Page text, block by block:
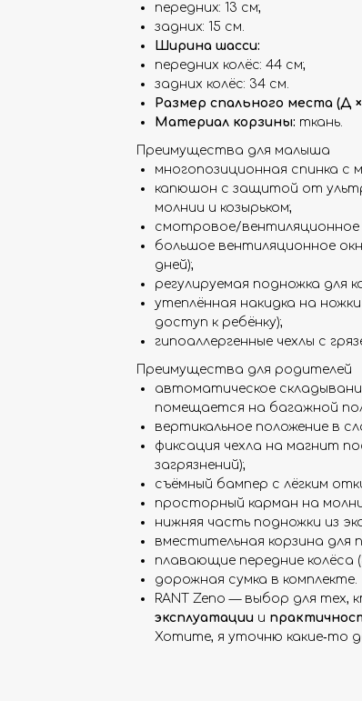
передних: 13 см;
задних: 15 см.
Ширина шасси:
передних колёс: 44 см;
задних колёс: 34 см.
Размер спального места (Д
Материал корзины: ткань.
Преимущества для малыша
многопозиционная спинка с
капюшон с защитой от
молнии и козырьком;
смотровое/
большое вентиляционное
дней);
регулируемая подножка для
утеплённая накидка на
доступ к ребёнку);
гипоаллергенные чехлы с
Преимущества для родителей
автоматическое
помещается на багажной
вертикальное положение в
фиксация чехла на магнит
загрязнений);
съёмный бампер с лёгким
просторный карман на
нижняя часть подножки из
вместительная корзина для
плавающие передние колёса
дорожная сумка в комплекте.
RANT Zeno — выбор для тех,
эксплуатации и
Хотите, я уточню какие‑то